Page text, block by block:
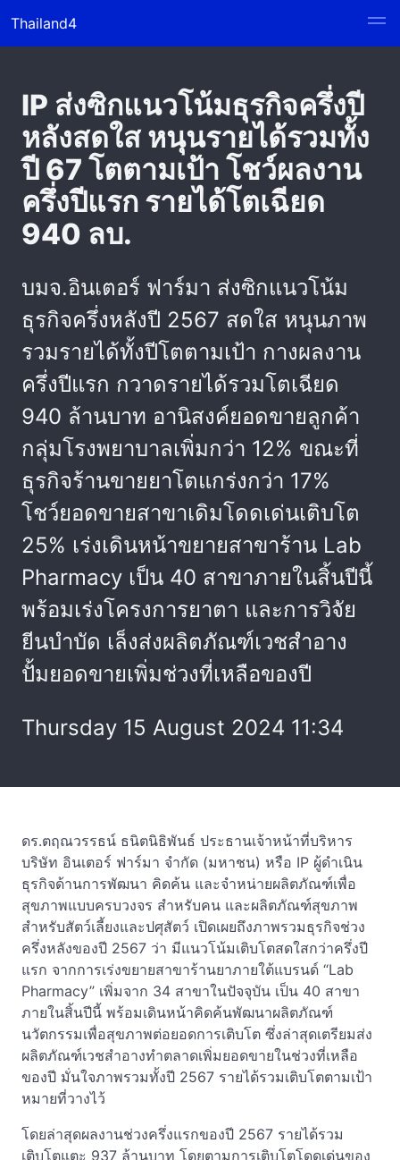
Thailand4
IP ส่งซิกแนวโน้มธุรกิจครึ่งปี
หลังสดใส หนุนรายได้รวมทั้ง
ปี 67 โตตามเป้า โชว์ผลงาน
ครึ่งปีแรก รายได้โตเฉียด
940 ลบ.
บมจ.อินเตอร์ ฟาร์มา ส่งซิกแนวโน้ม
ธุรกิจครึ่งหลังปี 2567 สดใส หนุนภาพ
รวมรายได้ทั้งปีโตตามเป้า กางผลงาน
ครึ่งปีแรก กวาดรายได้รวมโตเฉียด
940 ล้านบาท อานิสงค์ยอดขายลูกค้า
กลุ่มโรงพยาบาลเพิ่มกว่า 12% ขณะที่
ธุรกิจร้านขายยาโตแกร่งกว่า 17%
โชว์ยอดขายสาขาเดิมโดดเด่นเติบโต
25% เร่งเดินหน้าขยายสาขาร้าน Lab
Pharmacy เป็น 40 สาขาภายในสิ้นปีนี้
พร้อมเร่งโครงการยาตา และการวิจัย
ยีนบำบัด เล็งส่งผลิตภัณฑ์เวชสำอาง
ปั้มยอดขายเพิ่มช่วงที่เหลือของปี
Thursday 15 August 2024 11:34
ดร.ตฤณวรรธน์ ธนิตนิธิพันธ์ ประธานเจ้าหน้าที่บริหาร
บริษัท อินเตอร์ ฟาร์มา จำกัด (มหาชน) หรือ IP ผู้ดำเนิน
ธุรกิจด้านการพัฒนา คิดค้น และจำหน่ายผลิตภัณฑ์เพื่อ
สุขภาพแบบครบวงจร สำหรับคน และผลิตภัณฑ์สุขภาพ
สำหรับสัตว์เลี้ยงและปศุสัตว์ เปิดเผยถึงภาพรวมธุรกิจช่วง
ครึ่งหลังของปี 2567 ว่า มีแนวโน้มเติบโตสดใสกว่าครึ่งปี
แรก จากการเร่งขยายสาขาร้านยาภายใต้แบรนด์ “Lab
Pharmacy” เพิ่มจาก 34 สาขาในปัจจุบัน เป็น 40 สาขา
ภายในสิ้นปีนี้ พร้อมเดินหน้าคิดค้นพัฒนาผลิตภัณฑ์
นวัตกรรมเพื่อสุขภาพต่อยอดการเติบโต ซึ่งล่าสุดเตรียมส่ง
ผลิตภัณฑ์เวชสำอางทำตลาดเพิ่มยอดขายในช่วงที่เหลือ
ของปี มั่นใจภาพรวมทั้งปี 2567 รายได้รวมเติบโตตามเป้า
หมายที่วางไว้
โดยล่าสุดผลงานช่วงครึ่งแรกของปี 2567 รายได้รวม
เติบโตแตะ 937 ล้านบาท โดยตามการเติบโตโดดเด่นของ